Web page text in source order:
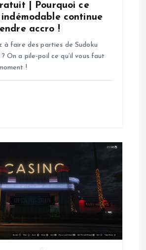
| Pourquoi ce
indémodable continue
accro !
à faire des parties de Sudoku
On a pile-poil ce qu’il vous faut
!